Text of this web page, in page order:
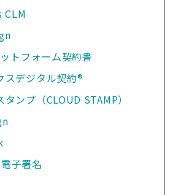
トフォーム契約書
スデジタル契約®
ンプ（CLOUD STAMP）
子署名